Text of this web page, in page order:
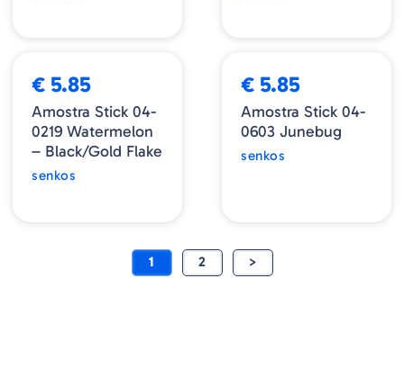
€ 5.85
Amostra Stick 04-
0219 Watermelon
– Black/Gold Flake
senkos
€ 5.85
Amostra Stick 04-
0603 Junebug
senkos
1 2 >